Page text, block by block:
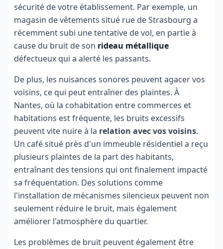
sécurité de votre établissement. Par exemple, un
magasin de vêtements situé rue de Strasbourg a
récemment subi une tentative de vol, en partie à
cause du bruit de son rideau métallique
défectueux qui a alerté les passants.
De plus, les nuisances sonores peuvent agacer vos
voisins, ce qui peut entraîner des plaintes. À
Nantes, où la cohabitation entre commerces et
habitations est fréquente, les bruits excessifs
peuvent vite nuire à la relation avec vos voisins.
Un café situé près d'un immeuble résidentiel a reçu
plusieurs plaintes de la part des habitants,
entraînant des tensions qui ont finalement impacté
sa fréquentation. Des solutions comme
l'installation de mécanismes silencieux peuvent non
seulement réduire le bruit, mais également
améliorer l'atmosphère du quartier.
Les problèmes de bruit peuvent également être